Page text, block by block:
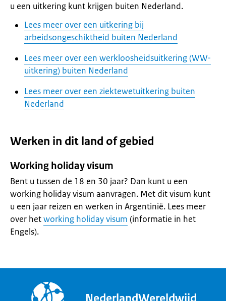
u een uitkering kunt krijgen buiten Nederland.
Lees meer over een uitkering bij
arbeidsongeschiktheid buiten Nederland
Lees meer over een werkloosheidsuitkering (WW-
uitkering) buiten Nederland
Lees meer over een ziektewetuitkering buiten
Nederland
Werken in dit land of gebied
Working holiday visum
Bent u tussen de 18 en 30 jaar? Dan kunt u een
working holiday visum aanvragen. Met dit visum kunt
u een jaar reizen en werken in Argentinië. Lees meer
over hetworking holiday visum (informatie in het
Engels).
NederlandWereldwijd